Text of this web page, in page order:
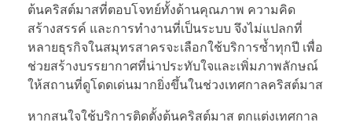
ต้นคริสต์มาสที่ตอบโจทย์ทั้งด้านคุณภาพ ความคิด
สร้างสรรค์ และการทำงานที่เป็นระบบ จึงไม่แปลกที่
หลายธุรกิจในสมุทรสาครจะเลือกใช้บริการซ้ำทุกปี เพื่อ
ช่วยสร้างบรรยากาศที่น่าประทับใจและเพิ่มภาพลักษณ์
ให้สถานที่ดูโดดเด่นมากยิ่งขึ้นในช่วงเทศกาลคริสต์มาส
หากสนใจใช้บริการติดตั้งต้นคริสต์มาส ตกแต่งเทศกาล